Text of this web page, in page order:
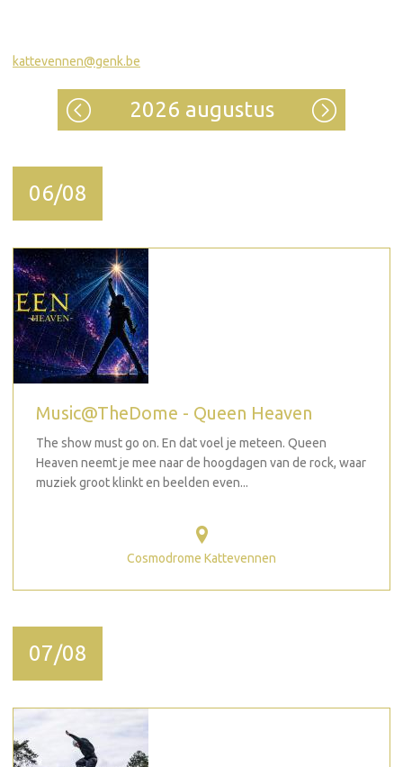
kattevennen@genk.be
2026 augustus
06/08
Music@TheDome - Queen Heaven
The show must go on. En dat voel je meteen. Queen
Heaven neemt je mee naar de hoogdagen van de rock, waar
muziek groot klinkt en beelden even...
Cosmodrome Kattevennen
07/08